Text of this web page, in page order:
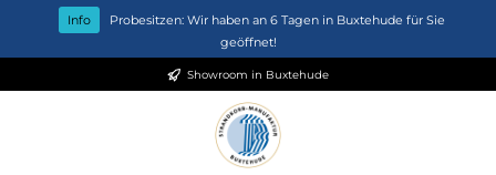
Zum Hauptinhalt springen
Info
Probesitzen: Wir haben an 6 Tagen in Buxtehude für Sie
geöffnet!
Showroom in Buxtehude